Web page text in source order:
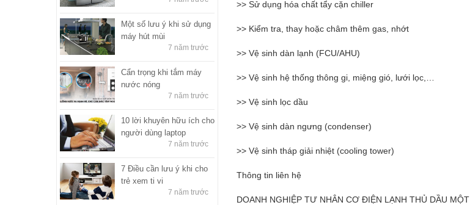
>> Sử dụng hóa chất tẩy cặn chiller
>> Kiểm tra, thay hoặc châm thêm gas, nhớt
>> Vệ sinh dàn lạnh (FCU/AHU)
>> Vệ sinh hệ thống thông gi, miệng gió, lưới lọc,…
>> Vệ sinh lọc dầu
>> Vệ sinh dàn ngưng (condenser)
>> Vệ sinh tháp giải nhiệt (cooling tower)
Thông tin liên hệ
DOANH NGHIỆP TƯ NHÂN CƠ ĐIỆN LẠNH THỦ DẦU MỘT
Một số lưu ý khi sử dụng
máy hút mùi
7 năm trước
Cẩn trọng khi tắm máy
nước nóng
7 năm trước
10 lời khuyên hữu ích cho
người dùng laptop
7 năm trước
7 Điều cần lưu ý khi cho
trẻ xem ti vi
7 năm trước